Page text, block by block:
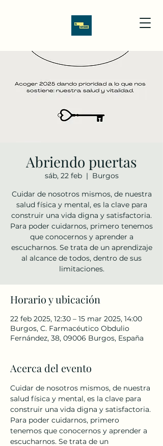
Abriendo puertas
sáb, 22 feb
  |
Burgos
Cuidar de nosotros mismos, de nuestra
salud física y mental, es la clave para
construir una vida digna y satisfactoria.
Para poder cuidarnos, primero tenemos
que conocernos y aprender a
escucharnos. Se trata de un aprendizaje
al alcance de todos, dentro de sus
limitaciones.
Horario y ubicación
22 feb 2025, 12:30 – 15 mar 2025, 14:00
Burgos, C. Farmacéutico Obdulio
Fernández, 38, 09006 Burgos, España
Acerca del evento
Cuidar de nosotros mismos, de nuestra
salud física y mental, es la clave para
construir una vida digna y satisfactoria.
Para poder cuidarnos, primero
tenemos que conocernos y aprender a
escucharnos. Se trata de un